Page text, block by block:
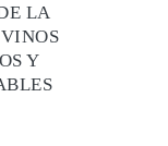
LA
Y